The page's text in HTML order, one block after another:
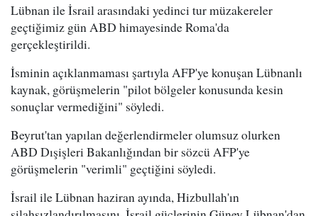
Lübnan ile İsrail arasındaki yedinci tur müzakereler
geçtiğimiz gün ABD himayesinde Roma'da
gerçekleştirildi.
İsminin açıklanmaması şartıyla AFP'ye konuşan Lübnanlı
kaynak, görüşmelerin "pilot bölgeler konusunda kesin
sonuçlar vermediğini" söyledi.
Beyrut'tan yapılan değerlendirmeler olumsuz olurken
ABD Dışişleri Bakanlığından bir sözcü AFP'ye
görüşmelerin "verimli" geçtiğini söyledi.
İsrail ile Lübnan haziran ayında, Hizbullah'ın